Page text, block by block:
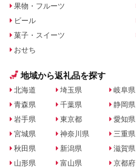
果物・フルーツ
ビール
菓子・スイーツ
おせち
地域から返礼品を探す
北海道
青森県
岩手県
宮城県
秋田県
山形県
埼玉県
千葉県
東京都
神奈川県
新潟県
富山県
岐阜県
静岡県
愛知県
三重県
滋賀県
京都府